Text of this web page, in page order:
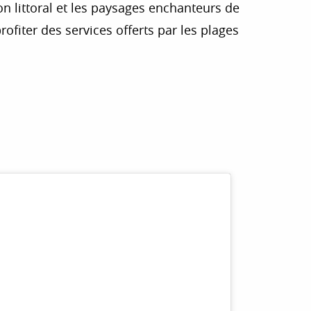
littoral et les paysages enchanteurs de
des services offerts par les plages
aux favoris